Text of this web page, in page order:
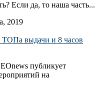
Если да, то наша часть...
2019
выдачи и 8 часов
публикует
на